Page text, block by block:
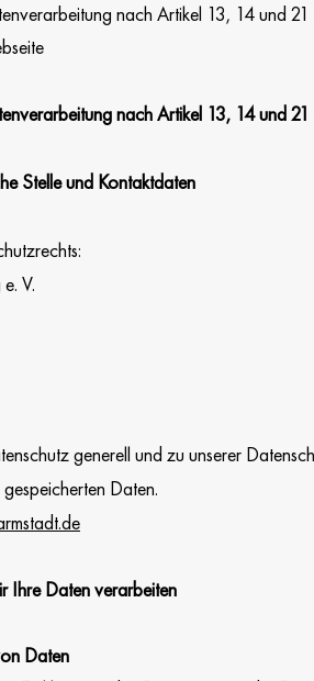
nach Artikel 13, 14 und
nach Artikel 13, 14 und
Stelle und Kontaktdaten
V.
generell und zu unserer
Daten.
Ihre Daten verarbeiten
Daten